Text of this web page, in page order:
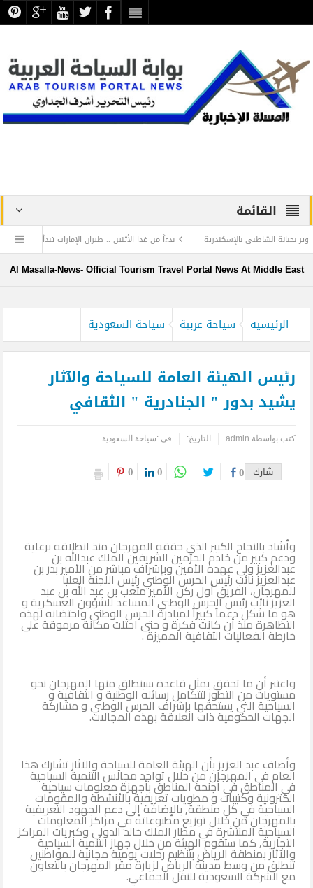
القائمة
بالإسكندرية
بدءاً من غدا الأثنين .. طيران الإمارات تبدأ في استخدام
عن الحضارة ترفض الرد المستفز لبطلة كليوباترا وتصدر بيانها الثاني
Al Masalla-News- Official Tourism Travel Portal News At Middle East
الرئيسيه سياحة عربية سياحة السعودية
رئيس الهيئة العامة للسياحة والآثار
يشيد بدور " الجنادرية " الثقافي
كتب بواسطة admin التاريخ: فى :سياحة السعودية
شارك 0
0
0
وأشاد بالنجاح الكبير الذي حققه المهرجان منذ انطلاقه برعاية
ودعم كبير من خادم الحرمين الشريفين الملك عبدالله بن
عبدالعزيز ولي عهده الأمين وبإشراف مباشر من الأمير بدر بن
عبدالعزيز نائب رئيس الحرس الوطني رئيس اللجنة العليا
للمهرجان، الفريق أول ركن الأمير متعب بن عبد الله بن عبد
العزيز نائب رئيس الحرس الوطني المساعد للشؤون العسكرية و
هو ما شكل دعماً كبيراً لمبادرة الحرس الوطني واحتضانه لهذه
التظاهرة منذ أن كانت فكرة و حتى احتلت مكانة مرموقة على
خارطة الفعاليات الثقافية المميزة .
واعتبر أن ما تحقق يمثل قاعدة سينطلق منها المهرجان نحو
مستويات من التطور لتتكامل رسائله الوطنية و الثقافية و
السياحية التي يستحقها بإشراف الحرس الوطني و مشاركة
الجهات الحكومية ذات العلاقة بهذه المجالات.
وأضاف عبد العزيز بأن الهيئة العامة للسياحة والآثار تشارك هذا
العام في المهرجان من خلال تواجد مجالس التنمية السياحية
في المناطق في أجنحة المناطق بأجهزة معلومات سياحية
الكترونية وكتيبات و مطويات تعريفية بالأنشطة والمقومات
السياحية في كل منطقة, بالإضافة إلى دعم الجهود التعريفية
بالمهرجان من خلال توزيع مطبوعاته في مراكز المعلومات
السياحية المنتشرة في مطار الملك خالد الدولي وكبريات المراكز
التجارية, كما ستقوم الهيئة من خلال جهاز التنمية السياحية
والآثار بمنطقة الرياض بتنظيم رحلات يومية مجانية للمواطنين
تنطلق من وسط مدينة الرياض لزيارة مقر المهرجان بالتعاون
مع الشركة السعودية للنقل الجماعي.